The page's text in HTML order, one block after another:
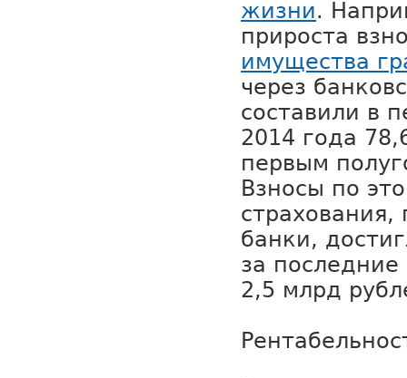
жизни.
прироста
имущества
через
составили в
2014 года
первым
Взносы по
страхования,
банки,
за
2,5 млрд